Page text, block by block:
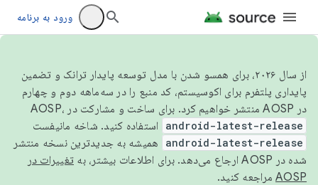
ورود به برنامه
از سال ۲۰۲۶، برای همسو شدن با مدل توسعه پایدار ترانک و تضمین
پایداری پلتفرم برای اکوسیستم، کد منبع را در سه‌ماهه دوم و چهارم
در AOSP منتشر خواهیم کرد. برای ساخت و مشارکت در AOSP،
android-latest-release استفاده کنید. شاخه مانیفست
android-latest-release
همیشه به جدیدترین نسخه منتشر
شده در AOSP ارجاع می‌دهد. برای اطلاعات بیشتر، به
تغییرات در
AOSP مراجعه کنید.